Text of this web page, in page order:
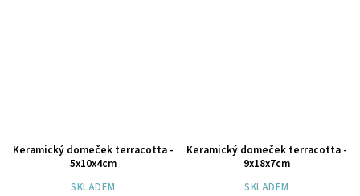
Keramický domeček terracotta -
5x10x4cm
SKLADEM
Keramický domeček terracotta -
9x18x7cm
SKLADEM